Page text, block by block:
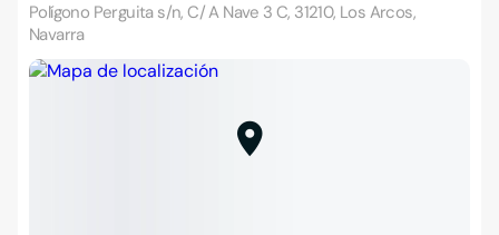
Polígono Perguita s/n, C/ A Nave 3 C, 31210, Los Arcos,
Navarra